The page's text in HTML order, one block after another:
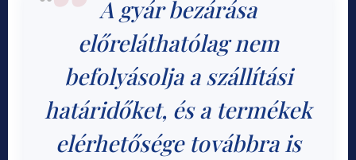
A gyár bezárása
előreláthatólag nem
befolyásolja a szállítási
határidőket, és a termékek
elérhetősége továbbra is